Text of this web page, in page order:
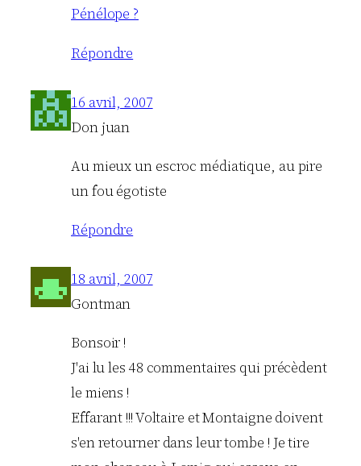
Pénélope ?
Répondre
16 avril, 2007
Don juan
Au mieux un escroc médiatique, au pire
un fou égotiste
Répondre
18 avril, 2007
Gontman
Bonsoir !
J'ai lu les 48 commentaires qui précèdent
le miens !
Effarant !!! Voltaire et Montaigne doivent
s'en retourner dans leur tombe ! Je tire